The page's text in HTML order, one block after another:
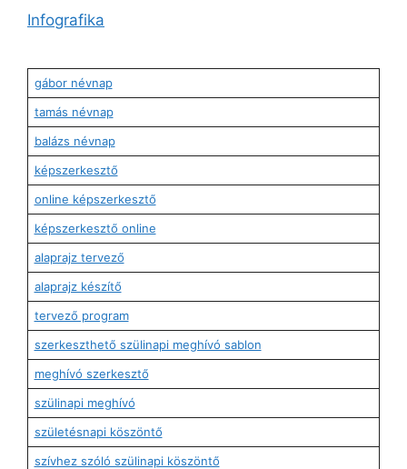
Infografika
gábor névnap
tamás névnap
balázs névnap
képszerkesztő
online képszerkesztő
képszerkesztő online
alaprajz tervező
alaprajz készítő
tervező program
szerkeszthető szülinapi meghívó sablon
meghívó szerkesztő
szülinapi meghívó
születésnapi köszöntő
szívhez szóló szülinapi köszöntő